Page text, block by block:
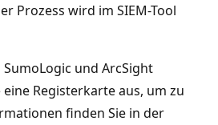
Prozess wird im SIEM-Tool
und ArcSight
Registerkarte aus, um zu
finden Sie in der